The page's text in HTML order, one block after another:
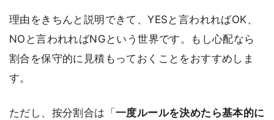
理由をきちんと説明できて、YESと言われればOK、
NOと言われればNGという世界です。もし心配なら
割合を保守的に見積もっておくことをおすすめしま
す。
ただし、按分割合は「 一度ルールを決めたら基本的に